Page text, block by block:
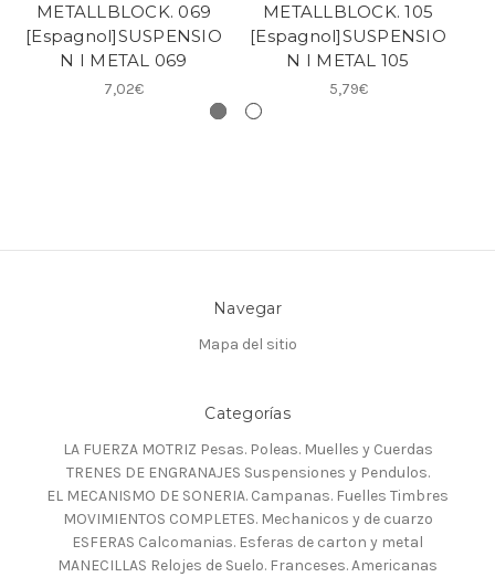
METALLBLOCK. 069
[Espagnol]SUSPENSIO
N I METAL 069
7,02€
METALLBLOCK. 105
[Espagnol]SUSPENSIO
N I METAL 105
5,79€
Navegar
Mapa del sitio
Categorías
LA FUERZA MOTRIZ Pesas. Poleas. Muelles y Cuerdas
TRENES DE ENGRANAJES Suspensiones y Pendulos.
EL MECANISMO DE SONERIA. Campanas. Fuelles Timbres
MOVIMIENTOS COMPLETES. Mechanicos y de cuarzo
ESFERAS Calcomanias. Esferas de carton y metal
MANECILLAS Relojes de Suelo. Franceses. Americanas